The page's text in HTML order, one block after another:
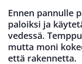
Ennen pannulle
paloiksi ja
vedessä.
mutta moni
että rakennetta.